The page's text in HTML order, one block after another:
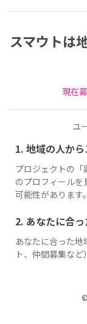
スマウトは
現在
ユ
1. 地域の人か
プロジェクトの「
のプロフィールを
可能性があります。
2. あなたに合
あなたに合った
ト、仲間募集など